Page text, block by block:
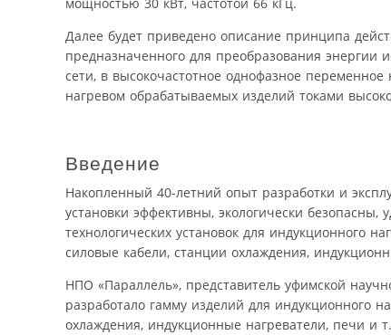
Далее будет приведено описание принципа
предназначенного для преобразования
сети, в высокочастотное однофазное
нагревом обрабатываемых изделий токами
Введение
Накопленный 40-летний опыт разработки и
установки эффективны, экологически
технологических установок для индукционного
силовые кабели, станции охлаждения,
НПО «Параллель», представитель уфимской
разработало гамму изделий для индукционного
охлаждения, индукционные нагреватели, печи и